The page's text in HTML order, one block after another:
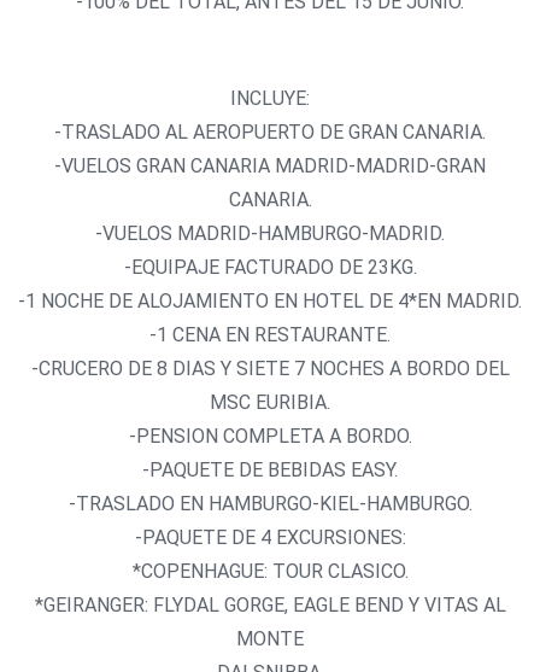
INCLUYE:
-TRASLADO AL AEROPUERTO DE GRAN CANARIA.
-VUELOS GRAN CANARIA MADRID-MADRID-GRAN
CANARIA.
-VUELOS MADRID-HAMBURGO-MADRID.
-EQUIPAJE FACTURADO DE 23KG.
-1 NOCHE DE ALOJAMIENTO EN HOTEL DE 4*EN MADRID.
-1 CENA EN RESTAURANTE.
-CRUCERO DE 8 DIAS Y SIETE 7 NOCHES A BORDO DEL
MSC EURIBIA.
-PENSION COMPLETA A BORDO.
-PAQUETE DE BEBIDAS EASY.
-TRASLADO EN HAMBURGO-KIEL-HAMBURGO.
-PAQUETE DE 4 EXCURSIONES:
*COPENHAGUE: TOUR CLASICO.
*GEIRANGER: FLYDAL GORGE, EAGLE BEND Y VITAS AL
MONTE